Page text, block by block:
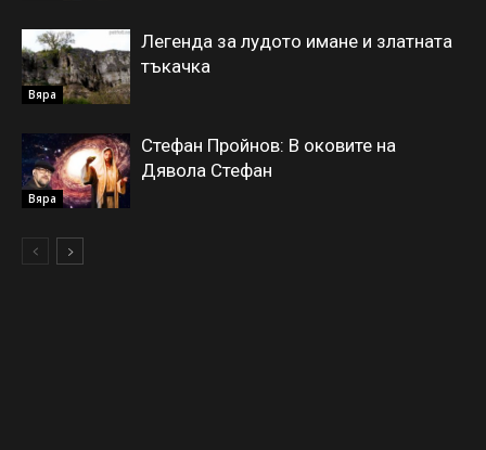
Вяра
Легенда за лудото имане и златната
тъкачка
Вяра
Стефан Пройнов: В оковите на
Дявола Стефан